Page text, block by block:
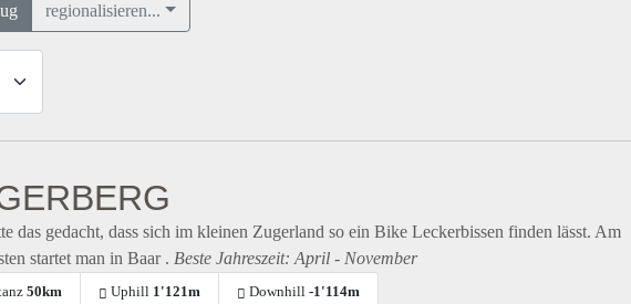
regionalisieren...
das gedacht, dass sich im kleinen Zugerland so ein Bike Leckerbissen finden lässt. Am
startet man in Baar . Beste Jahreszeit: April - November
50km Uphill 1'121m Downhill-1'114m